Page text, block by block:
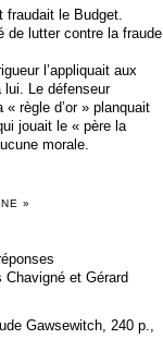
fraudait le Budget.
de lutter contre la fraude
l’appliquait aux
Le défenseur
règle d’or » planquait
jouait le « père la
morale.
»
Chavigné et Gérard
Gawsewitch, 240 p.,